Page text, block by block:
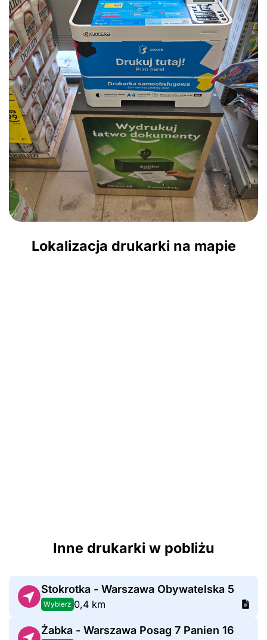
Lokalizacja drukarki na mapie
Inne drukarki w pobliżu
Stokrotka - Warszawa Obywatelska 5
Wybierz 0,4 km
Żabka - Warszawa Posag 7 Panien 16